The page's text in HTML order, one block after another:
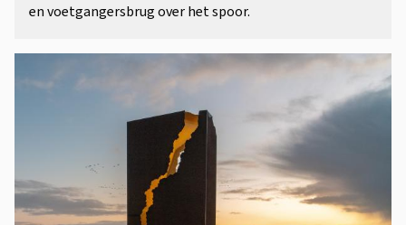
en voetgangersbrug over het spoor.